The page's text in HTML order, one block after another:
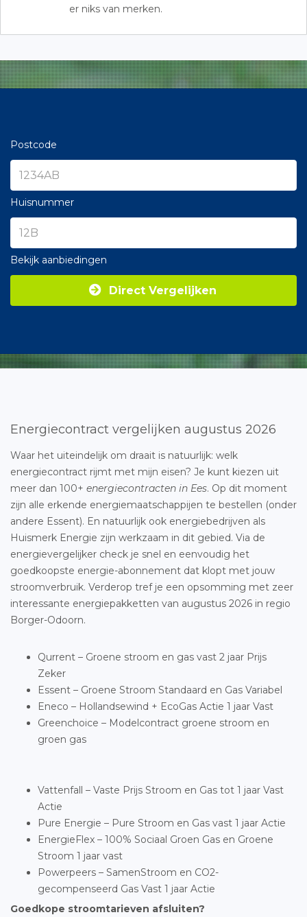
er niks van merken.
Postcode
Huisnummer
Bekijk aanbiedingen
Direct Vergelijken
Energiecontract vergelijken augustus 2026
Waar het uiteindelijk om draait is natuurlijk: welk
energiecontract rijmt met mijn eisen? Je kunt kiezen uit
meer dan 100+ energiecontracten in Ees. Op dit moment
zijn alle erkende energiemaatschappijen te bestellen (onder
andere Essent). En natuurlijk ook energiebedrijven als
Huismerk Energie zijn werkzaam in dit gebied. Via de
energievergelijker check je snel en eenvoudig het
goedkoopste energie-abonnement dat klopt met jouw
stroomverbruik. Verderop tref je een opsomming met zeer
interessante energiepakketten van augustus 2026 in regio
Borger-Odoorn.
Qurrent – Groene stroom en gas vast 2 jaar Prijs
Zeker
Essent – Groene Stroom Standaard en Gas Variabel
Eneco – Hollandsewind + EcoGas Actie 1 jaar Vast
Greenchoice – Modelcontract groene stroom en
groen gas
Vattenfall – Vaste Prijs Stroom en Gas tot 1 jaar Vast
Actie
Pure Energie – Pure Stroom en Gas vast 1 jaar Actie
EnergieFlex – 100% Sociaal Groen Gas en Groene
Stroom 1 jaar vast
Powerpeers – SamenStroom en CO2-
gecompenseerd Gas Vast 1 jaar Actie
Goedkope stroomtarieven afsluiten?